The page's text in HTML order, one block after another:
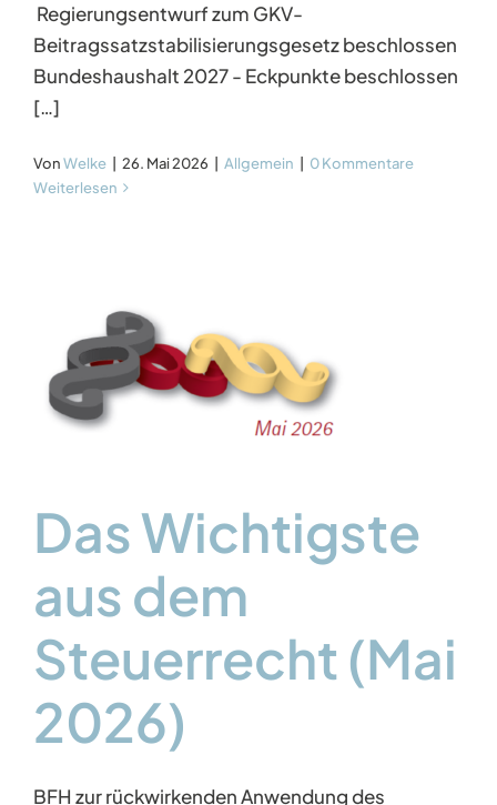
Regierungsentwurf zum GKV-
Beitragssatzstabilisierungsgesetz beschlossen
Bundeshaushalt 2027 - Eckpunkte beschlossen
[…]
VonWelke 26. Mai 2026 Allgemein
0 Kommentare
Weiterlesen
Das Wichtigste
aus dem
Steuerrecht (Mai
2026)
BFH zur rückwirkenden Anwendung des